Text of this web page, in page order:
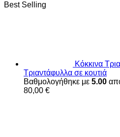
Best Selling
Κόκκινα
Τριαντάφυλλα σε κουτιά
Βαθμολογήθηκε με 5.00
80,00 €